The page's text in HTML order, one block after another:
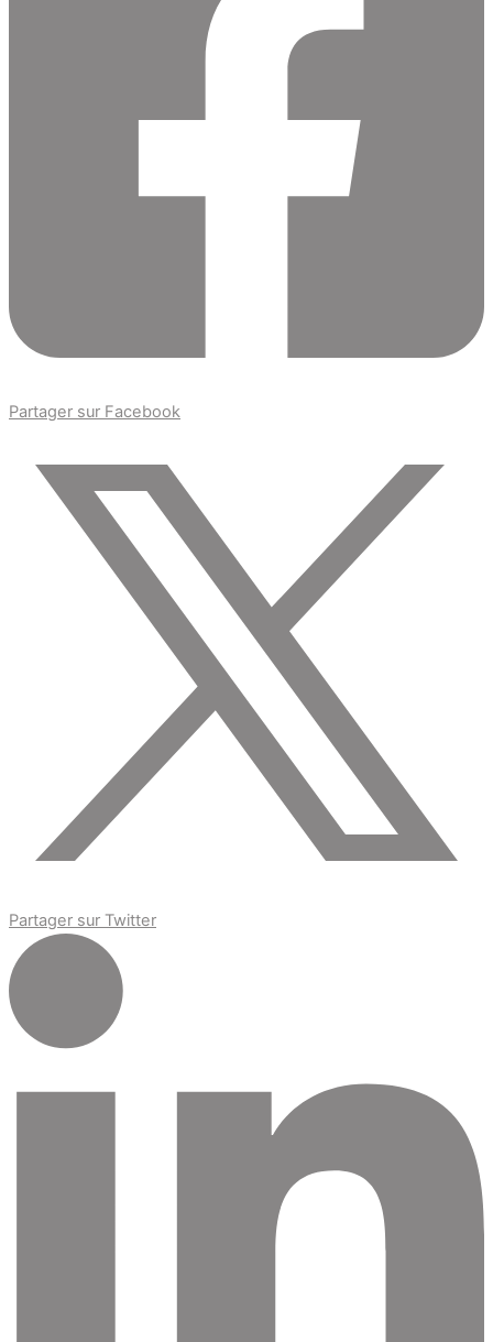
Partager sur Facebook
Partager sur Twitter